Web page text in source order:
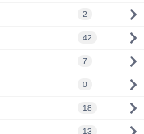
2
42
7
0
18
13